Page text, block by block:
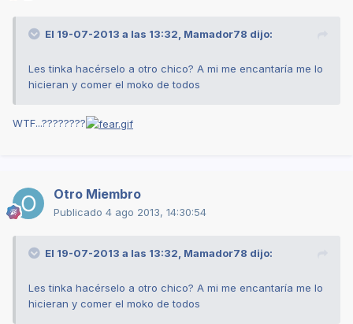
El 19-07-2013 a las 13:32, Mamador78 dijo:
Les tinka hacérselo a otro chico? A mi me encantaría me lo
hicieran y comer el moko de todos
WTF...????????
Otro Miembro
Publicado 4 ago 2013, 14:30:54
El 19-07-2013 a las 13:32, Mamador78 dijo:
Les tinka hacérselo a otro chico? A mi me encantaría me lo
hicieran y comer el moko de todos